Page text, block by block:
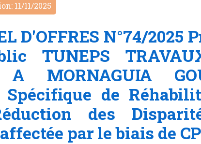
11/11/2025
D'OFFRES N°74/
TUNEPS
A MORNAGUIA
Spécifique de
des
par le biais de